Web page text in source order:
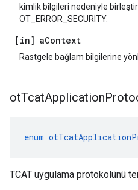
kimlik bilgileri nedeniyle
OT_ERROR_SECURITY.
[in] aContext
Rastgele bağlam bilgilerine
otTcatApplication
enum
TCAT uygulama protokolünü